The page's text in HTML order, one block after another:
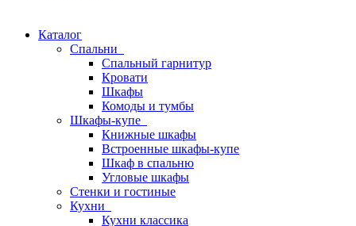
Каталог
Спальни
Спальный гарнитур
Кровати
Шкафы
Комоды и тумбы
Шкафы-купе
Книжные шкафы
Встроенные шкафы-купе
Шкаф в спальню
Угловые шкафы
Стенки и гостиные
Кухни
Кухни классика